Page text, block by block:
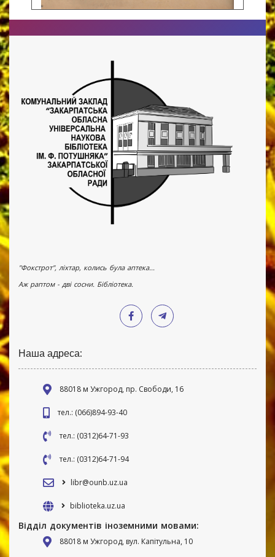
"Фокстрот", ліхтар, колись була аптека...
Аж раптом - дві сосни. Бібліотека.
Наша адреса:
88018 м Ужгород, пр. Свободи, 16
тел.: (066)894-93-40
тел.: (0312)64-71-93
тел.: (0312)64-71-94
libr@ounb.uz.ua
biblioteka.uz.ua
Відділ документів іноземними мовами:
88018 м Ужгород, вул. Капітульна, 10